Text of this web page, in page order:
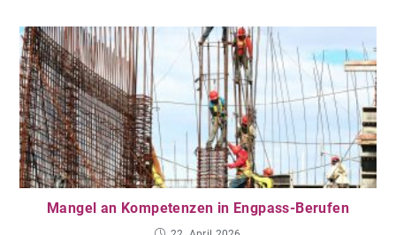
Mangel an Kompetenzen in Engpass-Berufen